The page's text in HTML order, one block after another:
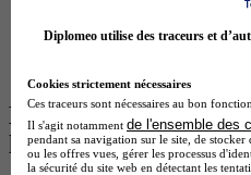
BTS Communication à
Master Psychologie à
Les intitulés de
les plus recherchés
Diplomeo utilise des traceurs et
Cookies strictement nécessaires
Ces traceurs sont nécessaires au bon
Il s'agit notamment de l'ensemble des
pendant sa navigation sur le site, de
ou les offres vues, gérer les processus
la sécurité du site web en détectant les